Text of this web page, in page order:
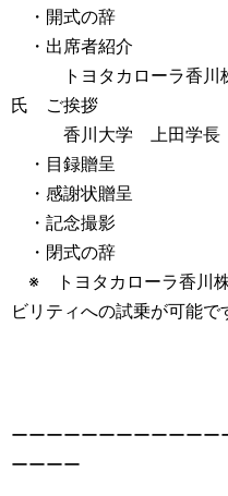
・開式の辞
・出席者紹介
トヨタカローラ香川
氏 ご挨拶
香川大学 上田学長
・目録贈呈
・感謝状贈呈
・記念撮影
・閉式の辞
※ トヨタカローラ香川株
ビリティへの試乗が可能で
ーーーーーーーーーーー
ーーーー